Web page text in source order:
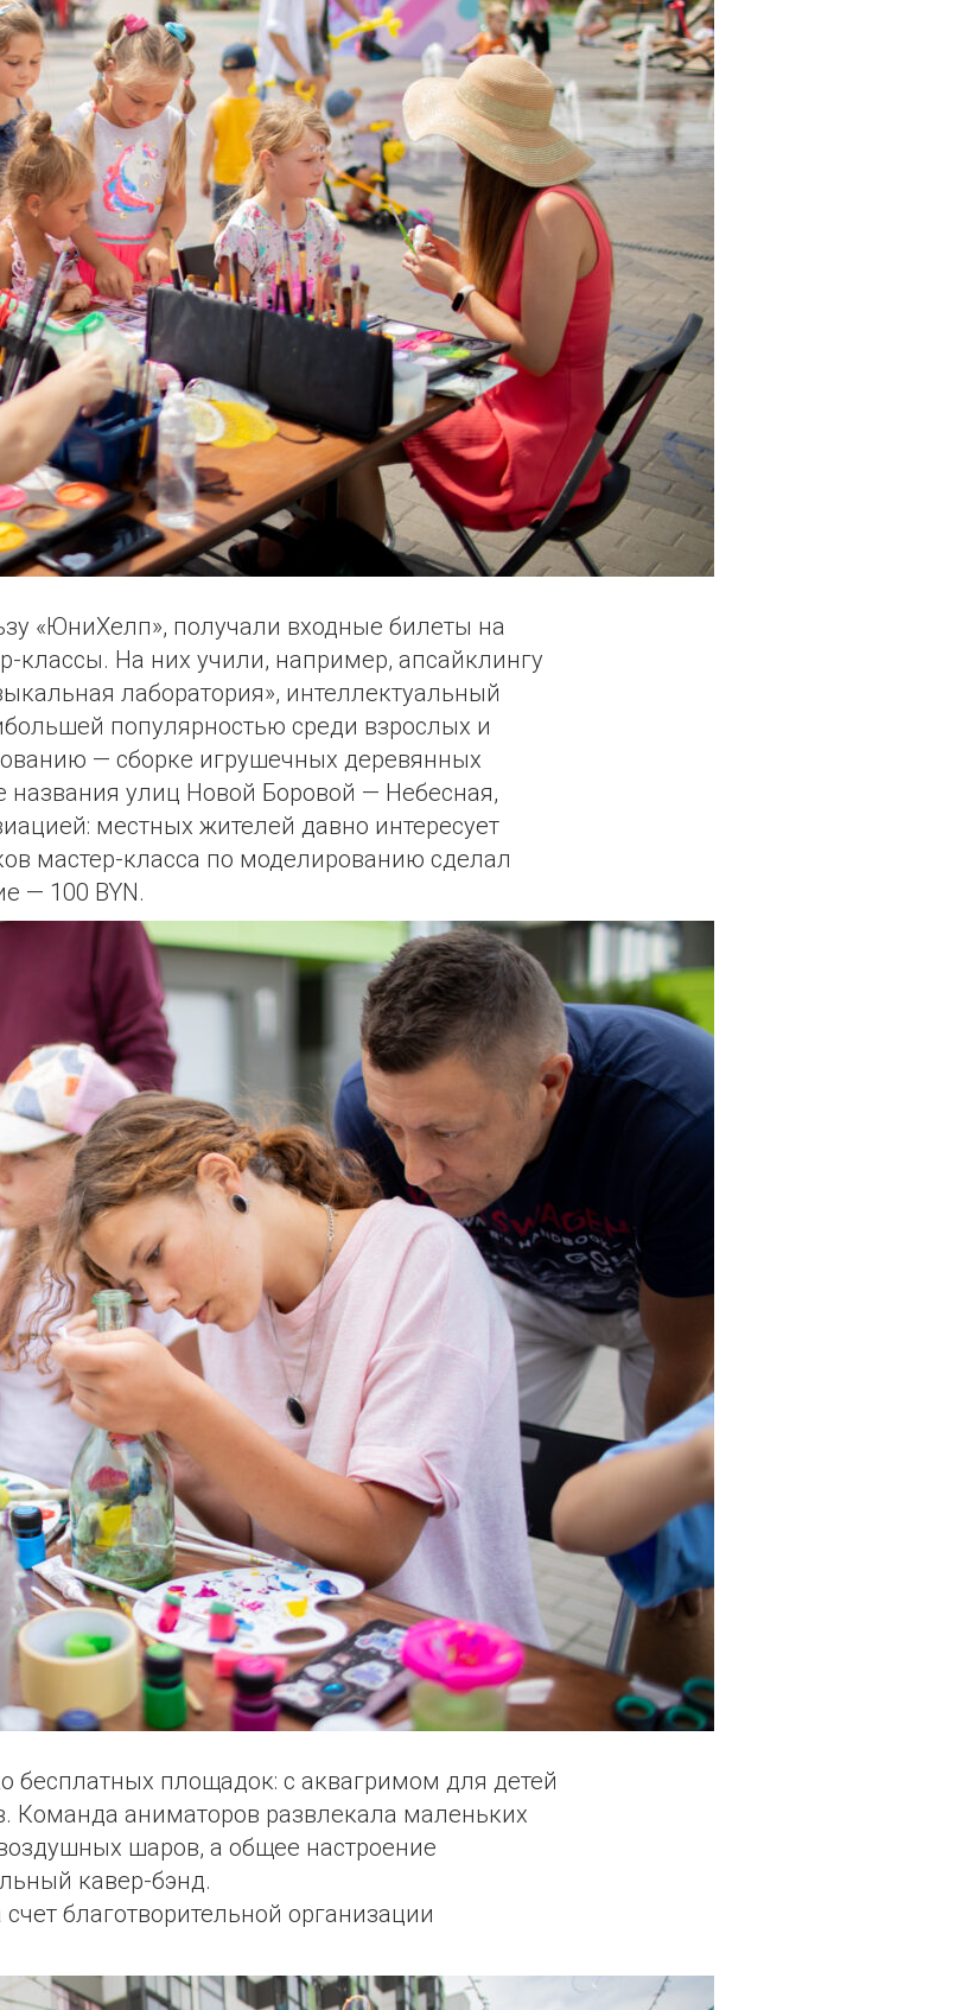
«ЮниХелп», получали входные билеты на
классы. На них учили, например, апсайклингу
лаборатория», интеллектуальный
популярностью среди взрослых и
— сборке игрушечных деревянных
названия улиц Новой Боровой — Небесная,
местных жителей давно интересует
мастер-класса по моделированию сделал
— 100 BYN.
бесплатных площадок: с аквагримом для детей
Команда аниматоров развлекала маленьких
шаров, а общее настроение
кавер-бэнд.
благотворительной организации